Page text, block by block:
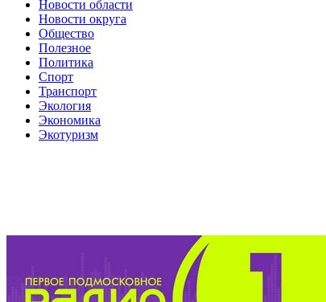
Новости области
Новости округа
Общество
Полезное
Политика
Спорт
Транспорт
Экология
Экономика
Экотуризм